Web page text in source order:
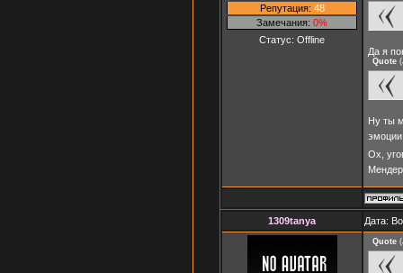
Репутация: 48
Замечания: 0%
Статус: Offline
Да я
Quote (
Ну ты
Ох,
1309tanya Дата:
Quote (